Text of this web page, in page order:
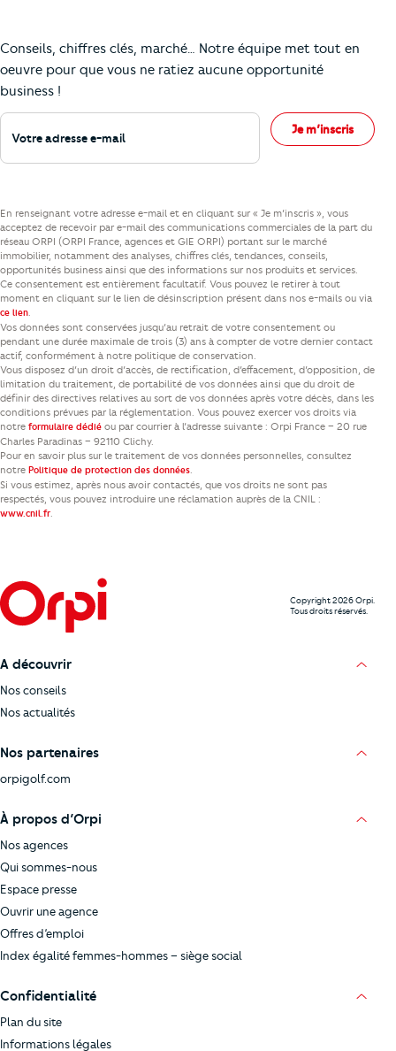
Conseils, chiffres clés, marché… Notre équipe met tout en
oeuvre pour que vous ne ratiez aucune opportunité
business !
Votre adresse e-mail
Je m’inscris
En renseignant votre adresse e-mail et en cliquant sur « Je m’inscris », vous
acceptez de recevoir par e-mail des communications commerciales de la part du
réseau ORPI (ORPI France, agences et GIE ORPI) portant sur le marché
immobilier, notamment des analyses, chiffres clés, tendances, conseils,
opportunités business ainsi que des informations sur nos produits et services.
Ce consentement est entièrement facultatif. Vous pouvez le retirer à tout
moment en cliquant sur le lien de désinscription présent dans nos e-mails ou via
ce lien.
Vos données sont conservées jusqu’au retrait de votre consentement ou
pendant une durée maximale de trois (3) ans à compter de votre dernier contact
actif, conformément à notre politique de conservation.
Vous disposez d’un droit d’accès, de rectification, d’effacement, d’opposition, de
limitation du traitement, de portabilité de vos données ainsi que du droit de
définir des directives relatives au sort de vos données après votre décès, dans les
conditions prévues par la réglementation. Vous pouvez exercer vos droits via
notre formulaire dédié ou par courrier à l’adresse suivante : Orpi France – 20 rue
Charles Paradinas – 92110 Clichy.
Pour en savoir plus sur le traitement de vos données personnelles, consultez
notre Politique de protection des données.
Si vous estimez, après nous avoir contactés, que vos droits ne sont pas
respectés, vous pouvez introduire une réclamation auprès de la CNIL :
www.cnil.fr.
Copyright 2026 Orpi.
Tous droits réservés.
A découvrir
Nos conseils
Nos actualités
Nos partenaires
orpigolf.com
À propos d’Orpi
Nos agences
Qui sommes-nous
Espace presse
Ouvrir une agence
Offres d’emploi
Index égalité femmes-hommes – siège social
Confidentialité
Plan du site
Informations légales